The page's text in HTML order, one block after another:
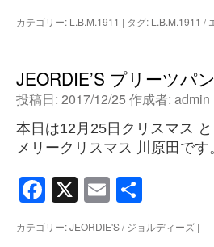
カテゴリー: L.B.M.1911 | タグ: L.B.M.1911 /
JEORDIE’S プリーツパ
投稿日: 2017/12/25 作成者: admin
本日は12月25日クリスマス
メリークリスマス 川原田で
Facebook
X Email
カテゴリー:JEORDIE'S / ジョルディーズ |